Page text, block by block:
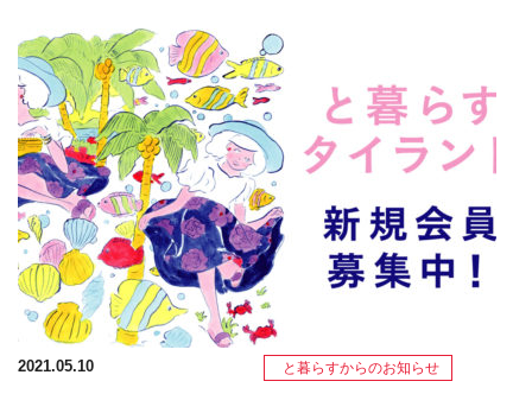
2021.05.10 と暮らすからのお知らせ